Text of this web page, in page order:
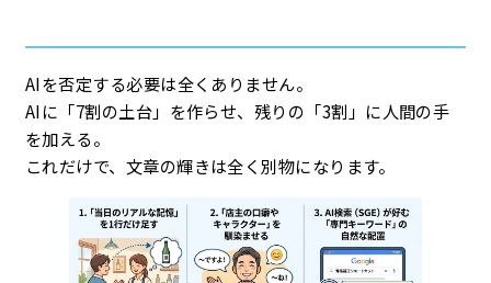
AIを否定する必要は全くありません。
AIに「7割の土台」を作らせ、残りの「3割」に人間の手
を加える。
これだけで、文章の輝きは全く別物になります。